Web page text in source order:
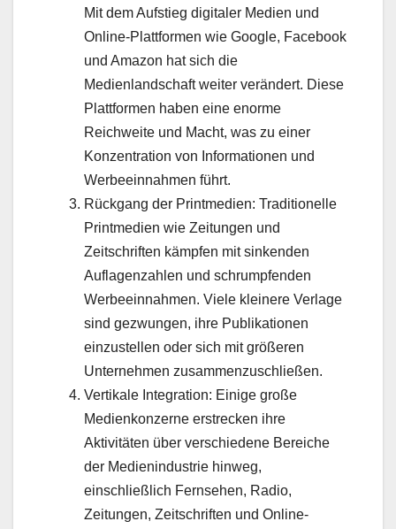
Mit dem Aufstieg digitaler Medien und
Online-Plattformen wie Google, Facebook
und Amazon hat sich die
Medienlandschaft weiter verändert. Diese
Plattformen haben eine enorme
Reichweite und Macht, was zu einer
Konzentration von Informationen und
Werbeeinnahmen führt.
Rückgang der Printmedien: Traditionelle
Printmedien wie Zeitungen und
Zeitschriften kämpfen mit sinkenden
Auflagenzahlen und schrumpfenden
Werbeeinnahmen. Viele kleinere Verlage
sind gezwungen, ihre Publikationen
einzustellen oder sich mit größeren
Unternehmen zusammenzuschließen.
Vertikale Integration: Einige große
Medienkonzerne erstrecken ihre
Aktivitäten über verschiedene Bereiche
der Medienindustrie hinweg,
einschließlich Fernsehen, Radio,
Zeitungen, Zeitschriften und Online-